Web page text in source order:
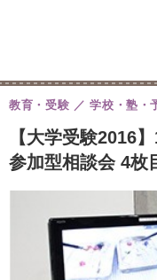
【大学受験2016
参加型相談会 4枚
教育・受験 学校・塾・